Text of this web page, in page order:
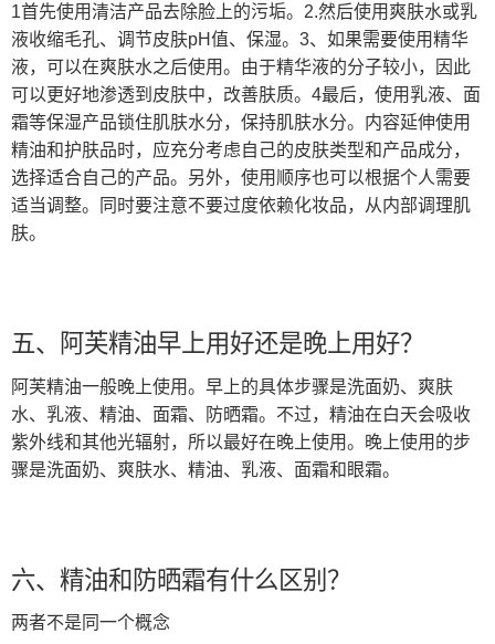
1首先使用清洁产品去除脸上的污垢。2.然后使用爽肤水或乳
液收缩毛孔、调节皮肤pH值、保湿。3、如果需要使用精华
液，可以在爽肤水之后使用。由于精华液的分子较小，因此
可以更好地渗透到皮肤中，改善肤质。4最后，使用乳液、面
霜等保湿产品锁住肌肤水分，保持肌肤水分。内容延伸使用
精油和护肤品时，应充分考虑自己的皮肤类型和产品成分，
选择适合自己的产品。另外，使用顺序也可以根据个人需要
适当调整。同时要注意不要过度依赖化妆品，从内部调理肌
肤。
五、阿芙精油早上用好还是晚上用好？
阿芙精油一般晚上使用。早上的具体步骤是洗面奶、爽肤
水、乳液、精油、面霜、防晒霜。不过，精油在白天会吸收
紫外线和其他光辐射，所以最好在晚上使用。晚上使用的步
骤是洗面奶、爽肤水、精油、乳液、面霜和眼霜。
六、精油和防晒霜有什么区别？
两者不是同一个概念